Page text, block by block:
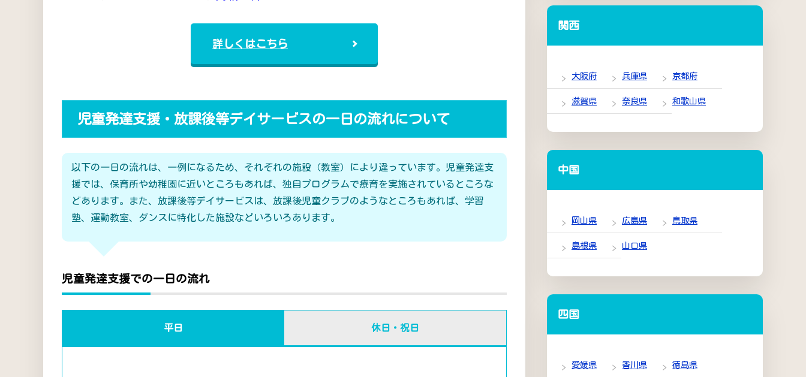
詳しくはこちら
児童発達支援・放課後等デイサービスの一日の流れについて
以下の一日の流れは、一例になるため、それぞれの施設（教室）により違っています。児童発達支
援では、保育所や幼稚園に近いところもあれば、独自プログラムで療育を実施されているところな
どあります。また、放課後等デイサービスは、放課後児童クラブのようなところもあれば、学習
塾、運動教室、ダンスに特化した施設などいろいろあります。
児童発達支援での一日の流れ
平日 休日・祝日
関西
大阪府 兵庫県 京都府
滋賀県 奈良県 和歌山県
中国
岡山県 広島県 鳥取県
島根県 山口県
四国
愛媛県 香川県 徳島県